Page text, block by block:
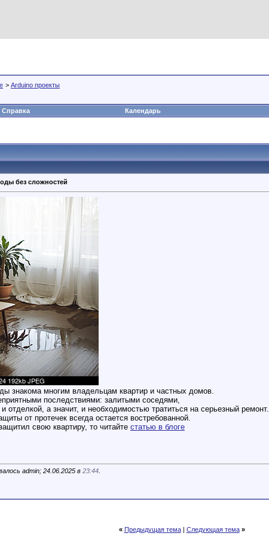
> Arduino проекты
Справка Календарь
без сложностей
знакома многим владельцам квартир и частных домов.
последствиями: залитыми соседями,
отделкой, а значит, и необходимостью тратиться на серьезный ремонт.
от протечек всегда остается востребованной.
свою квартиру, то читайте статью в блоге
admin; 24.06.2025 в 23:44
« Предыдущая тема| Следующая тема »